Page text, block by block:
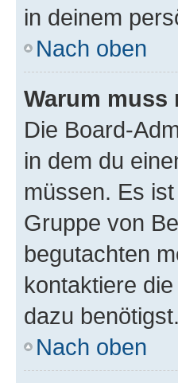
in deinem
Nach oben
Warum muss
Die Board-
in dem du
müssen. Es
Gruppe von
begutachten
kontaktiere
dazu benötigst.
Nach oben